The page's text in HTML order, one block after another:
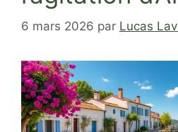
6 mars 2026 par Lucas